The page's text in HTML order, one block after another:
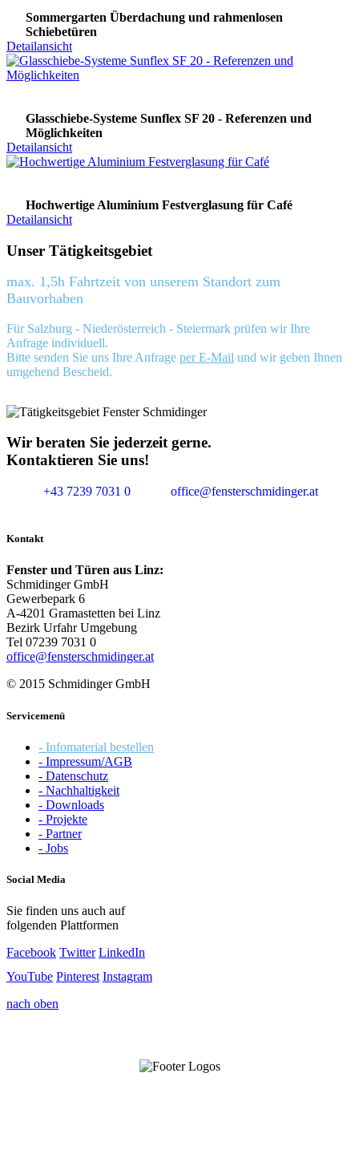
Sommergarten Überdachung und rahmenlosen
Schiebetüren
Detailansicht
Glasschiebe-Systeme Sunflex SF 20 - Referenzen und
Möglichkeiten
Detailansicht
Hochwertige Aluminium Festverglasung für Café
Detailansicht
Unser Tätigkeitsgebiet
max. 1,5h Fahrtzeit von unserem Standort zum
Bauvorhaben
Für Salzburg - Niederösterreich - Steiermark prüfen wir Ihre
Anfrage individuell.
Bitte senden Sie uns Ihre Anfrage per E-Mail und wir geben Ihnen
umgehend Bescheid.
Wir beraten Sie jederzeit gerne.
Kontaktieren Sie uns!
+43 7239 7031 0 office@fensterschmidinger.at
Kontakt
Fenster und Türen aus Linz:
Schmidinger GmbH
Gewerbepark 6
A-4201 Gramastetten bei Linz
Bezirk Urfahr Umgebung
Tel 07239 7031 0
office@fensterschmidinger.at
© 2015 Schmidinger GmbH
Servicemenü
- Infomaterial bestellen
- Impressum/AGB
- Datenschutz
- Nachhaltigkeit
- Downloads
- Projekte
- Partner
- Jobs
Social Media
Sie finden uns auch auf
folgenden Plattformen
Facebook Twitter LinkedIn
YouTube Pinterest Instagram
nach oben